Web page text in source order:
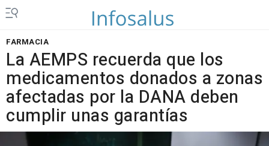
FARMACIA
La AEMPS recuerda que los
medicamentos donados a zonas
afectadas por la DANA deben
cumplir unas garantías